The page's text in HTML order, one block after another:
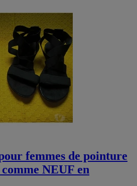
femmes de pointure
NEUF en